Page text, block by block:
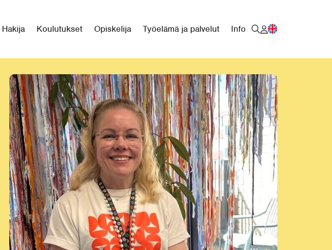
Hakija Koulutukset Opiskelija Työelämä ja palvelut Info